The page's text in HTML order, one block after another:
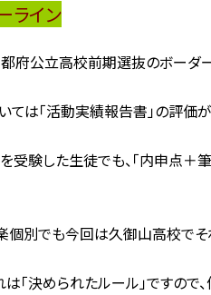
ライン
府公立高校前期選抜のボーダ
ては「活動実績報告書」の評価
受験した生徒でも、「内申点＋
個別でも今回は久御山高校でそ
は「決められたルール」ですので